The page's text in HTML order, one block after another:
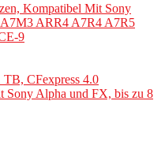
Kompatibel Mit Sony
ARR4 A7R4 A7R5
9
CFexpress 4.0
Sony Alpha und FX, bis zu 8